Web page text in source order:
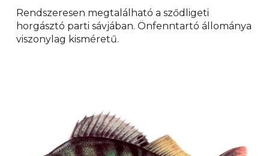
Rendszeresen megtalálható a sződligeti
horgásztó parti sávjában. Önfenntartó állománya
viszonylag kisméretű.